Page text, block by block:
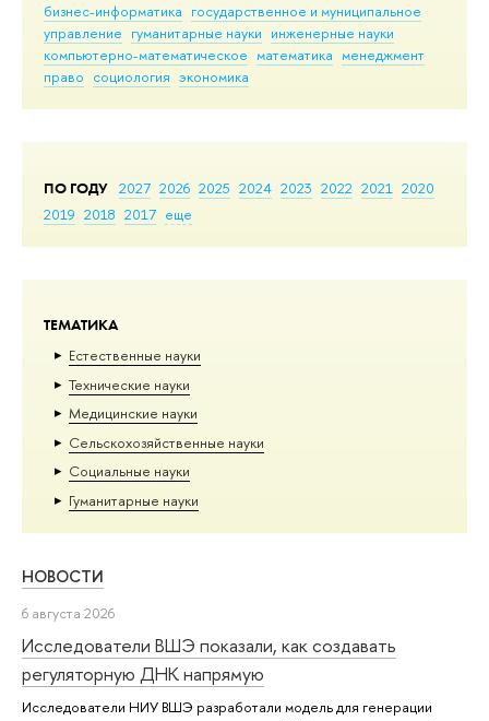
бизнес-информатика государственное и муниципальное
управление гуманитарные науки инженерные науки
компьютерно-математическое математика менеджмент
право социология экономика
ПО ГОДУ 2027 2026 2025 2024 2023 2022 2021 2020
2019 2018 2017 еще
ТЕМАТИКА
Естественные науки
Тех­ничес­кие науки
Медицинские науки
Сельскохозяйственные науки
Социальные науки
Гуманитарные науки
НОВОСТИ
6 августа 2026
Исследователи ВШЭ показали, как создавать
регуляторную ДНК напрямую
Исследователи НИУ ВШЭ разработали модель для генерации